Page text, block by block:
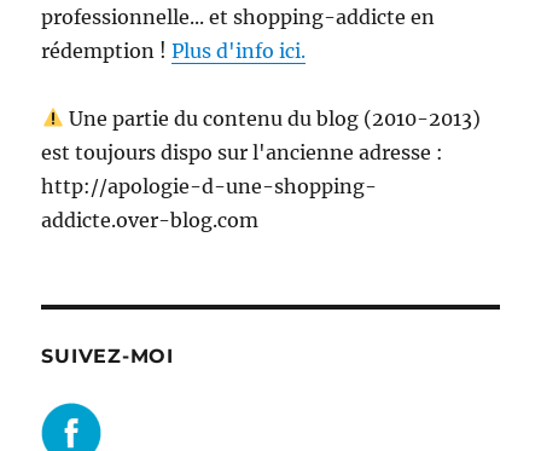
professionnelle... et shopping-addicte en
rédemption !Plus d'info ici.
Une partie du contenu du blog (2010-2013)
est toujours dispo sur l'ancienne adresse :
http://apologie-d-une-shopping-
addicte.over-blog.com
SUIVEZ-MOI